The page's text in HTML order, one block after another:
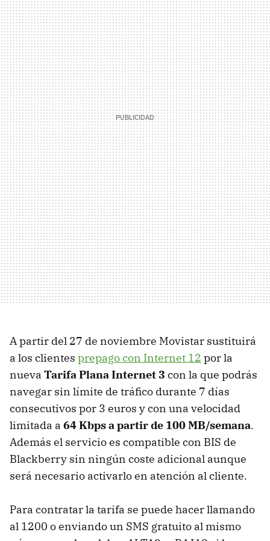
A partir del 27 de noviembre Movistar sustituirá
a los clientes prepago con Internet 12 por la
nueva Tarifa Plana Internet 3 con la que podrás
navegar sin límite de tráfico durante 7 días
consecutivos por 3 euros y con una velocidad
limitada a 64 Kbps a partir de 100 MB/semana.
Además el servicio es compatible con BIS de
Blackberry sin ningún coste adicional aunque
será necesario activarlo en atención al cliente.
Para contratar la tarifa se puede hacer llamando
al 1200 o enviando un SMS gratuito al mismo